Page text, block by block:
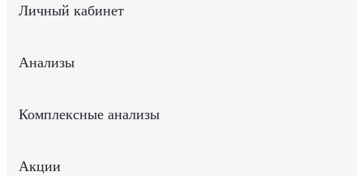
Личный кабинет
Анализы
Комплексные анализы
Акции